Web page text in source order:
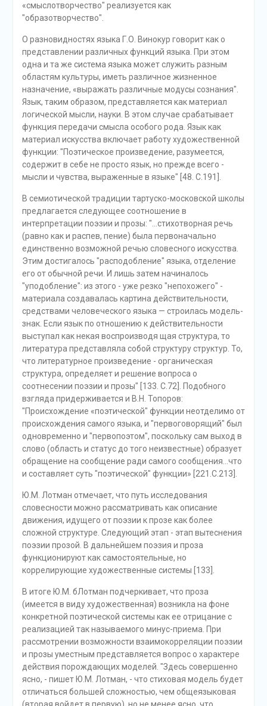
«смыслотворчество" реализуется как
"образотворчество".
О разновидностях языка Г.О. Винокур говорит как о
представлении различных функций языка. При этом
одна и та же система языка может служить разным
областям культуры, иметь различное жизненное
назначение, «выражать различные модусы сознания".
Язык, таким образом, представляется как материал
логической мысли, науки. В этом случае срабатывает
функция передачи смысла особого рода. Язык как
материал искусства включает работу художественной
функции: "Поэтическое произведение, разумеется,
содержит в себе не просто язык, но прежде всего -
мысли и чувства, выраженные в языке" [48. С.191].
В семиотической традиции тартуско-московской школы
предлагается следующее соотношение в
интерпретации поэзии и прозы: "...стихотворная речь
(равно как и распев, пение) была первоначально
единственно возможной речью словесного искусства.
Этим достигалось "расподобление" языка, отделение
его от обычной речи. И лишь затем начиналось
"уподобление": из этого - уже резко "непохожего" -
материала создавалась картина действительности,
средствами человеческого языка — строилась модель-
знак. Если язык по отношению к действительности
выступал как некая воспроизводя щая структура, то
литература представляла собой структуру структур. То,
что литературное произведение - органическая
структура, определяет и решение вопроса о
соотнесении поэзии и прозы" [133. С.72]. Подобного
взгляда придерживается и В.Н. Топоров:
"Происхождение «поэтической" функции неотделимо от
происхождения самого языка, и "первоговорящий" был
одновременно и "первопоэтом", поскольку сам выход в
слово (область и статус до того неизвестные) образует
обращение на сообщение ради самого сообщения...что
и составляет суть "поэтической" функции» [221.С.213].
Ю.М. Лотман отмечает, что путь исследования
словесности можно рассматривать как описание
движения, идущего от поэзии к прозе как более
сложной структуре. Следующий этап - этап вытеснения
поэзии прозой. В дальнейшем поэзия и проза
функционируют как самостоятельные, но
коррелирующие художественные системы [133].
В итоге Ю.М. бЛотман подчеркивает, что проза
(имеется в виду художественная) возникла на фоне
конкретной поэтической системы как ее отрицание с
реализацией так называемого минус-приема. При
рассмотрении возможности взаимокорреляции поэзии
и прозы уместным представляется вопрос о характере
действия порождающих моделей. "Здесь совершенно
ясно, - пишет Ю.М. Лотман, - что стиховая модель будет
отличаться большей сложностью, чем общеязыковая